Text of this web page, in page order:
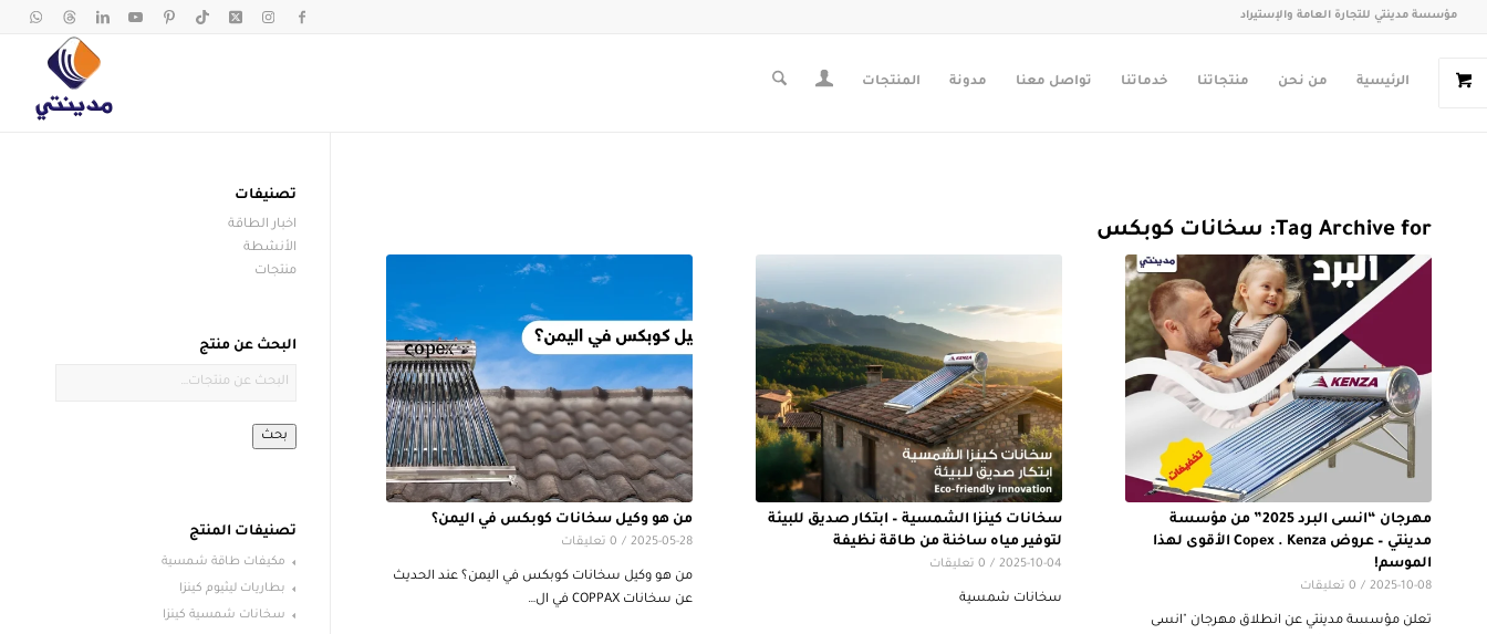
مؤسسة مدينتي للتجارة العامة والإستيراد
الرئيسية من نحن منتجاتنا خدماتنا تواصل معنا مدونة المنتجات
Tag Archive for: سخانات كوبكس
مهرجان “انسى البرد 2025” من مؤسسة
مدينتي – عروض Copex . Kenza الأقوى لهذا
الموسم!
2025-10-08
/ 0 تعليقات
تعلن مؤسسة مدينتي عن انطلاق مهرجان "انسى
سخانات كينزا الشمسية – ابتكار صديق للبيئة
لتوفير مياه ساخنة من طاقة نظيفة
2025-10-04
/ 0 تعليقات
سخانات شمسية
من هو وكيل سخانات كوبكس في اليمن؟
2025-05-28
/ 0 تعليقات
من هو وكيل سخانات كوبكس في اليمن؟ عند الحديث
عن سخانات COPPAX في ال…
تصنيفات
اخبار الطاقة
الأنشطة
منتجات
البحث عن منتج
بحث
تصنيفات المنتج
مكيفات طاقة شمسية
بطاريات ليثيوم كينزا
سخانات شمسية كينزا